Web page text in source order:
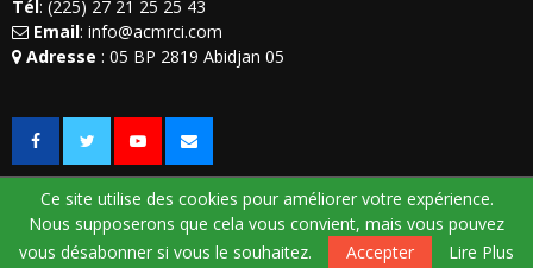
Tél: (225) 27 21 25 25 43
Email: info@acmrci.com
Adresse : 05 BP 2819 Abidjan 05
© 2018 -ACMRCI. Tous droits réservés. Développé par BtoB Telecom
Ce site utilise des cookies pour améliorer votre expérience.
Nous supposerons que cela vous convient, mais vous pouvez
vous désabonner si vous le souhaitez.
Accepter Lire Plus